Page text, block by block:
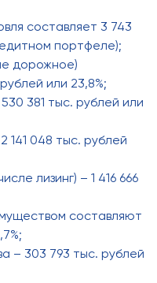
составляет 3 743
портфеле);
дорожное)
или 23,8%;
381 тыс. рублей или
141 048 тыс. рублей
лизинг) – 1 416 666
составляют
– 303 793 тыс. рублей